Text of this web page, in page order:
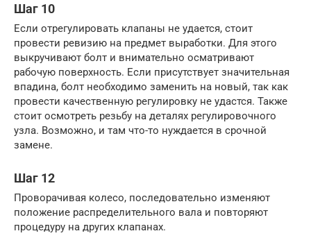
Шаг 10
Если отрегулировать клапаны не удается, стоит
провести ревизию на предмет выработки. Для этого
выкручивают болт и внимательно осматривают
рабочую поверхность. Если присутствует значительная
впадина, болт необходимо заменить на новый, так как
провести качественную регулировку не удастся. Также
стоит осмотреть резьбу на деталях регулировочного
узла. Возможно, и там что-то нуждается в срочной
замене.
Шаг 12
Проворачивая колесо, последовательно изменяют
положение распределительного вала и повторяют
процедуру на других клапанах.